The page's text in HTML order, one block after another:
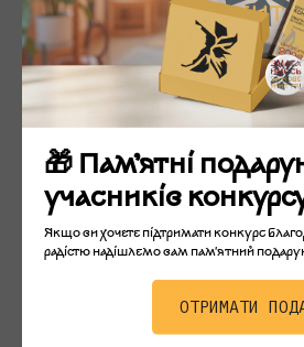
🎁 Пам’ятні
учасників
Якщо ви хочете підтримати конкурс
радістю надішлемо вам пам'ятний
ОТРИМАТИ